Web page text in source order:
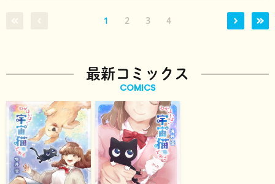
1 2 3 4
最新コミックス
COMICS